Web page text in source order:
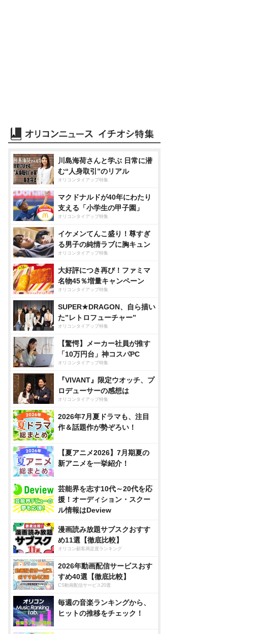
川島海荷さんと学ぶ 日常に潜
む“人身取引”のリアル
オリコンタイアップ特集
マクドナルドが40年にわたり
支える「小学生の甲子園」
オリコンタイアップ特集
イケメンてんこ盛り！尊すぎ
る男子の純情ラブに胸キュン
オリコンタイアップ特集
大好評につき再び！ファミマ
名物45％増量キャンペーン
オリコンタイアップ特集
SUPER★DRAGON、自ら描い
た”レトロフューチャー”
オリコンタイアップ特集
【驚愕】メーカー社員が推す
「10万円台」神コスパPC
オリコンタイアップ特集
『VIVANT』限定ウオッチ、プ
ロデューサーの感想は
オリコンタイアップ特集
2026年7月夏ドラマも、注目
作＆話題作が勢ぞろい！
【夏アニメ2026】7月期夏の
新アニメを一挙紹介！
芸能界を志す10代～20代を応
援！オーディション・スクー
ル情報はDeview
漫画読み放題サブスクおすす
め11選【徹底比較】
オリコン顧客満足度ランキング
2026年動画配信サービスおす
すめ40選【徹底比較】
CS動画配信サービス20選
毎週の音楽ランキングから、
ヒットの推移をチェック！